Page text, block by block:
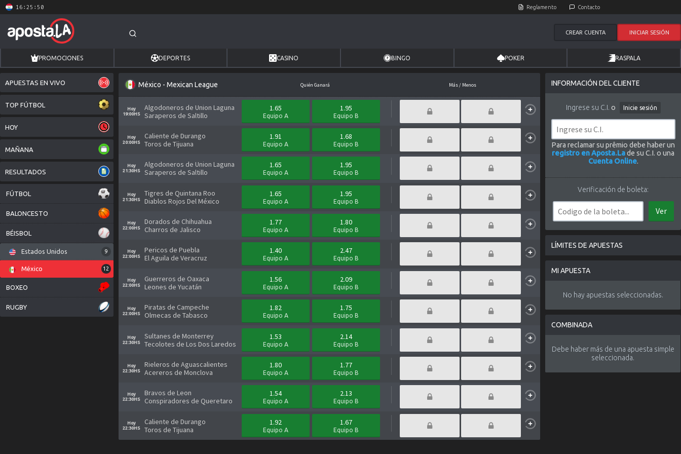
16:25:50 Reglamento Contacto
CREAR CUENTA INICIAR SESIÓN
PROMOCIONES DEPORTES CASINO BINGO POKER RASPALA
APUESTAS EN VIVO
TOP FÚTBOL
HOY
MAÑANA
RESULTADOS
FÚTBOL
Champions League
Libertadores
Copa Sudamericana
América
Argentina 31
Chile 8
Europa
Austria 6
Resto del Mundo
Australia 31
BALONCESTO
Estados Unidos 6
México 7
BÉISBOL
Estados Unidos 9
México 12
BOXEO
Internacional 35
RUGBY
México - Mexican League Quién Ganará Más / Menos
Hoy
19:00HS
Algodoneros de Union Laguna
Saraperos de Saltillo
1.65
Equipo A
1.95
Equipo B
Hoy
20:00HS
Caliente de Durango
Toros de Tijuana
1.91
Equipo A
1.68
Equipo B
Hoy
21:30HS
Algodoneros de Union Laguna
Saraperos de Saltillo
1.65
Equipo A
1.95
Equipo B
Hoy
21:30HS
Tigres de Quintana Roo
Diablos Rojos Del México
1.65
Equipo A
1.95
Equipo B
Hoy
22:00HS
Dorados de Chihuahua
Charros de Jalisco
1.77
Equipo A
1.80
Equipo B
Hoy
22:00HS
Pericos de Puebla
El Aguila de Veracruz
1.40
Equipo A
2.47
Equipo B
Hoy
22:00HS
Guerreros de Oaxaca
Leones de Yucatán
1.56
Equipo A
2.09
Equipo B
Hoy
22:00HS
Piratas de Campeche
Olmecas de Tabasco
1.82
Equipo A
1.75
Equipo B
Hoy
22:30HS
Sultanes de Monterrey
Tecolotes de Los Dos Laredos
1.53
Equipo A
2.14
Equipo B
Hoy
22:30HS
Rieleros de Aguascalientes
Acereros de Monclova
1.80
Equipo A
1.77
Equipo B
Hoy
22:30HS
Bravos de Leon
Conspiradores de Queretaro
1.54
Equipo A
2.13
Equipo B
Hoy
22:30HS
Caliente de Durango
Toros de Tijuana
1.92
Equipo A
1.67
Equipo B
INFORMACIÓN DEL CLIENTE
Ingrese su C.I. o Inicie sesión
Para reclamar su prêmio debe haber un
registro en Aposta.Lade su C.I. o una
Cuenta Online.
Verificación de boleta:
Ver
LÍMITES DE APUESTAS
MI APUESTA
No hay apuestas seleccionadas.
COMBINADA
Debe haber más de una apuesta simple
seleccionada.